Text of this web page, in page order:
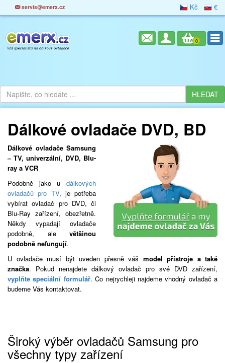
servis@emerx.cz Kč €
0
Dálkové ovladače DVD, BD
Dálkové ovladače Samsung
– TV, univerzální, DVD, Blu-
ray a VCR
Podobně jako u dálkových
ovladačů pro TV, je potřeba
vybírat ovladač pro DVD, či
Blu-Ray zařízení, obezřetně.
Někdy vypadají ovladače
podobně, ale většinou
podobně nefungují.
U ovladače musí být uveden přesně váš model přístroje a také
značka. Pokud nenajdete dálkový ovladač pro své DVD zařízení,
vyplňte speciální formulář. Co nejrychleji najdeme vhodný ovladač a
budeme Vás kontaktovat.
Široký výběr ovladačů Samsung pro
všechny typy zařízení